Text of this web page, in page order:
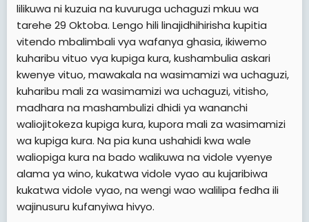
lilikuwa ni kuzuia na kuvuruga uchaguzi mkuu wa
tarehe 29 Oktoba. Lengo hili linajidhihirisha kupitia
vitendo mbalimbali vya wafanya ghasia, ikiwemo
kuharibu vituo vya kupiga kura, kushambulia askari
kwenye vituo, mawakala na wasimamizi wa uchaguzi,
kuharibu mali za wasimamizi wa uchaguzi, vitisho,
madhara na mashambulizi dhidi ya wananchi
waliojitokeza kupiga kura, kupora mali za wasimamizi
wa kupiga kura. Na pia kuna ushahidi kwa wale
waliopiga kura na bado walikuwa na vidole vyenye
alama ya wino, kukatwa vidole vyao au kujaribiwa
kukatwa vidole vyao, na wengi wao walilipa fedha ili
wajinusuru kufanyiwa hivyo.